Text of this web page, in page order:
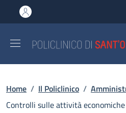
al contenuto principale
to footer content
Briciole di pane
Home / Il Policlinico /
Controlli sulle attività economiche